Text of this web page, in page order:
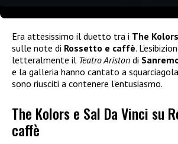
Era attesissimo il duetto tra i The Kolors
sulle note di Rossetto e caffè.
letteralmente il Teatro Ariston di
e la galleria hanno cantato a
sono riusciti a contenere l’entusiasmo.
The Kolors e Sal Da Vinci su
caffè